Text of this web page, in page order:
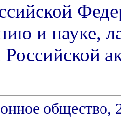
и науке,
Российской
общество,